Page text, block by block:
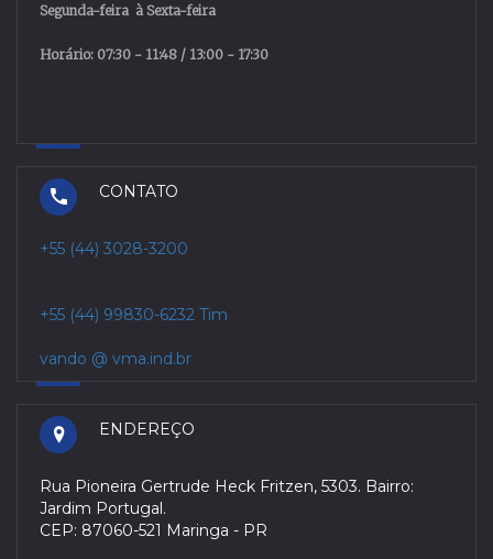
Segunda-feira à Sexta-feira
Horário: 07:30 - 11:48 / 13:00 - 17:30
CONTATO
+55 (44) 3028-3200
+55 (44) 99830-6232 Tim
vando @ vma.ind.br
ENDEREÇO
Rua Pioneira Gertrude Heck Fritzen, 5303. Bairro:
Jardim Portugal.
CEP: 87060-521 Maringa - PR